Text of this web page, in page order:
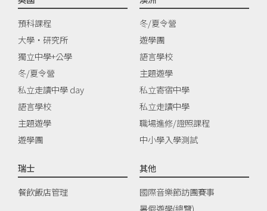
預科課程
大學‧研究所
獨立中學+公學
冬/夏令營
私立走讀中學 day
語言學校
主題遊學
遊學團
冬/夏令營
遊學團
語言學校
主題遊學
私立寄宿中學
私立走讀中學
職場進修/證照課程
中小學入學測試
瑞士
餐飲飯店管理
其他
國際音樂節訪團賽事
暑假遊學(總覽)